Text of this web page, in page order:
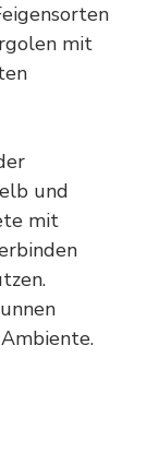
mit
und
mit